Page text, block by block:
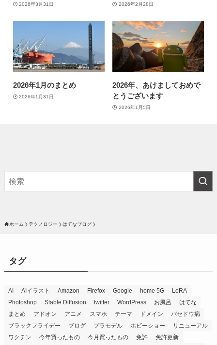
2026年3月31日 2026年2月28日
2026年1月のまとめ
2026年1月31日
2026年、あけましておめで
とうございます
2026年1月5日
ホーム テクノロジー はてなブログ
タグ
AI AIイラスト Amazon Firefox Google home 5G
LoRA
Photoshop
Stable Diffusion twitter WordPress お風呂
はてな
まとめ
アドオン アニメ スマホ テーマ ドメイン
バセドウ病
ブラックフライデー
ブログ プラモデル ホビーショー
リニューアル
ワクチン
今年買ったもの 今月買ったもの 免許
免許更新